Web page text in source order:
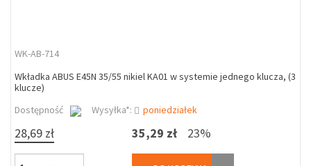
WK-AB-714
Wkładka ABUS E45N 35/55 nikiel KA01 w systemie jednego klucza, (3
klucze)
Dostępność
Wysyłka*: poniedziałek
28,69 zł 35,29 zł 23%